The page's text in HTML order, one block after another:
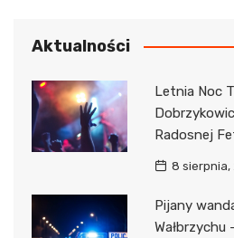
Aktualności
Letnia Noc
Radosnej
8 sierpnia,
Pijany
Wałbrzychu